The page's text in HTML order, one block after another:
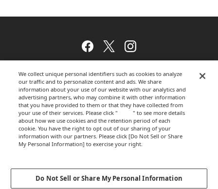
Facebook
TwitterInstagram
ウェブサイトのご利用について
プライバシーポリシー
We collect unique personal identifiers such as cookies to analyze
our traffic and to personalize content and ads. We share
information about your use of our website with our analytics and
advertising partners, who may combine it with other information
that you have provided to them or that they have collected from
your use of their services. Please click "
here" to see more details
about how we use cookies and the retention period of each
cookie. You have the right to opt out of our sharing of your
information with our partners. Please click [Do Not Sell or Share
My Personal Information] to exercise your right.
Do Not Sell or Share My Personal Information